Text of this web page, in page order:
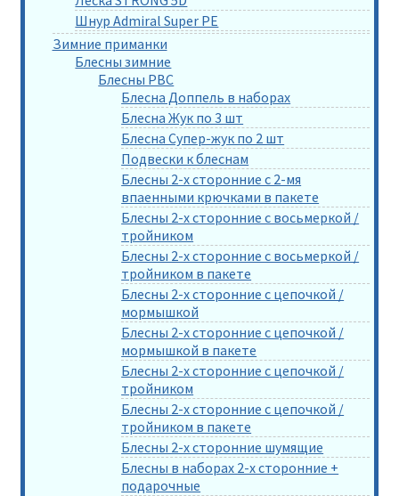
Шнур Admiral Super PE
Зимние приманки
Блесны зимние
Блесны РВС
Блесна Доппель в наборах
Блесна Жук по 3 шт
Блесна Супер-жук по 2 шт
Подвески к блеснам
Блесны 2-х сторонние с 2-мя
впаенными крючками в пакете
Блесны 2-х сторонние с восьмеркой /
тройником
Блесны 2-х сторонние с восьмеркой /
тройником в пакете
Блесны 2-х сторонние с цепочкой /
мормышкой
Блесны 2-х сторонние с цепочкой /
мормышкой в пакете
Блесны 2-х сторонние с цепочкой /
тройником
Блесны 2-х сторонние с цепочкой /
тройником в пакете
Блесны 2-х сторонние шумящие
Блесны в наборах 2-х сторонние +
подарочные